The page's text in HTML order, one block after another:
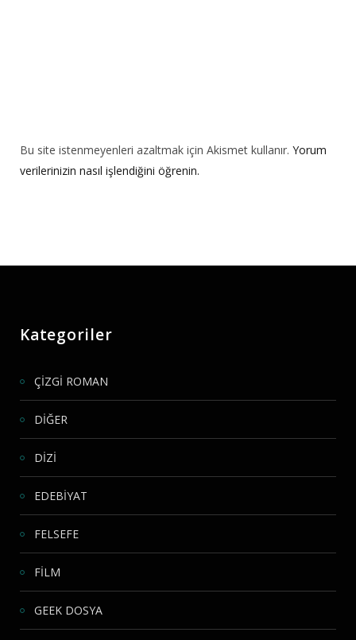
Bu site istenmeyenleri azaltmak için Akismet kullanır. Yorum
verilerinizin nasıl işlendiğini öğrenin.
Kategoriler
ÇİZGİ ROMAN
DİĞER
DİZİ
EDEBİYAT
FELSEFE
FİLM
GEEK DOSYA